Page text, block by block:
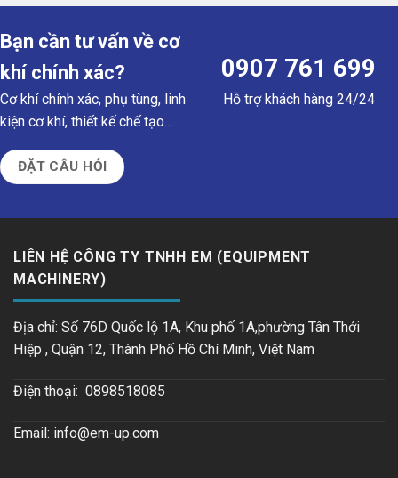
Bạn cần tư vấn về cơ
khí chính xác?
Cơ khí chính xác, phụ tùng, linh
kiện cơ khí, thiết kế chế tạo…
0907 761 699
Hỗ trợ khách hàng 24/24
ĐẶT CÂU HỎI
LIÊN HỆ CÔNG TY TNHH EM (EQUIPMENT
MACHINERY)
Địa chỉ: Số 76D Quốc lộ 1A, Khu phố 1A,phường Tân Thới
Hiệp , Quận 12, Thành Phố Hồ Chí Minh, Việt Nam
Điện thoại: 0898518085
Email: info@em-up.com